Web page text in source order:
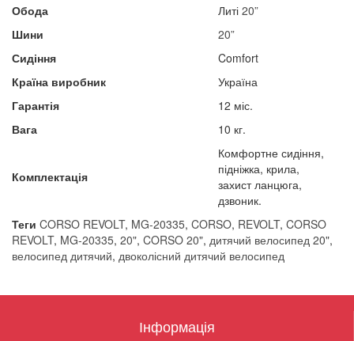
Обода
Литі 20”
Шини
20”
Сидіння
Comfort
Країна виробник​
Україна
Гарантія
12 міс.
Вага
10 кг.
Комплектація
Комфортне сидіння,
підніжка, крила,
захист ланцюга,
дзвоник.
Теги CORSO REVOLT, MG-20335, CORSO, REVOLT, CORSO
REVOLT, MG-20335, 20", CORSO 20", дитячий велосипед 20",
велосипед дитячий, двоколісний дитячий велосипед
Інформація